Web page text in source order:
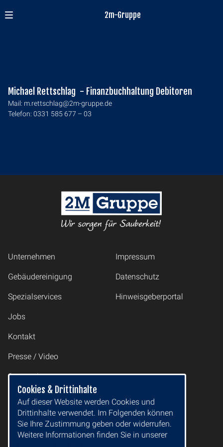
2m-Gruppe
Michael Rettschlag - Finanzbuchhaltung Debitoren
Mail: m.rettschlag@2m-gruppe.de
Telefon: 0331 585 677 – 03
Unternehmen
Gebäudereinigung
Spezialservices
Jobs
Kontakt
Presse / Video
Sponsoring
Impressum
Datenschutz
Hinweisgeberportal
2M Gruppe GmbH
Drewitzer Straße 50
14478 Potsdam
Cookies & Drittinhalte
Auf dieser Website werden Cookies und
Drittinhalte verwendet. Im Folgenden können
Sie Ihre Zustimmung geben oder widerrufen.
Weitere Informationen finden Sie in unserer